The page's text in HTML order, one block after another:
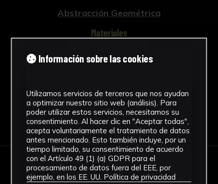
Abstracción Geométrica
Materiales
Ver más
Descargar Ficha
IMÁGENES
Información sobre las cookies
Utilizamos servicios de terceros que nos ayudan
a optimizar nuestro sitio web (análisis). Para
poder utilizar estos servicios, necesitamos su
consentimiento. Al hacer clic en "Aceptar todas",
acepta voluntariamente el tratamiento de datos
antes mencionado. Esto también incluye, por un
tiempo limitado, su consentimiento de acuerdo
con el Artículo 49 (1) (a) GDPR para el
procesamiento de datos fuera del EEE, por
ejemplo, en los EE. UU. Política de privacidad